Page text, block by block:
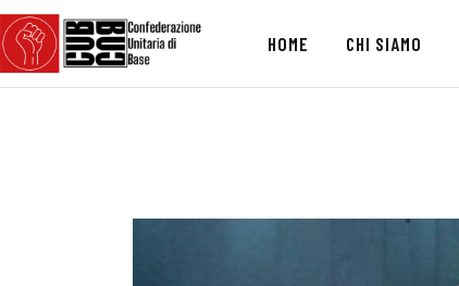
HOME CHI SIAMO